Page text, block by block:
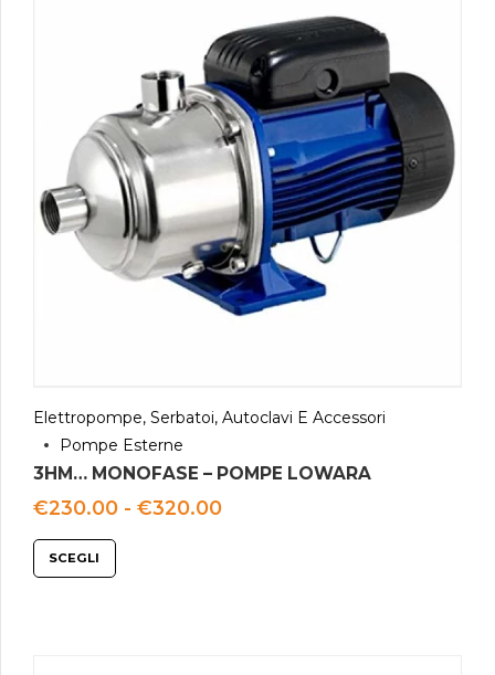
Elettropompe, Serbatoi, Autoclavi E Accessori
Pompe Esterne
3HM… MONOFASE – POMPE LOWARA
€230.00 - €320.00Fascia
SCEGLI